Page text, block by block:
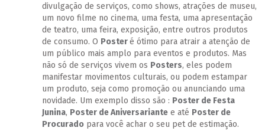
divulgação de serviços, como shows, atrações de museu,
um novo filme no cinema, uma festa, uma apresentação
de teatro, uma feira, exposição, entre outros produtos
de consumo. O Posteré ótimo para atrair a atenção de
um público mais amplo para eventos e produtos. Mas
não só de serviços vivem os Posters, eles podem
manifestar movimentos culturais, ou podem estampar
um produto, seja como promoção ou anunciando uma
novidade. Um exemplo disso são : Poster de Festa
Junina, Poster deAniversariantee até Poster de
Procuradopara você achar o seu pet de estimação.